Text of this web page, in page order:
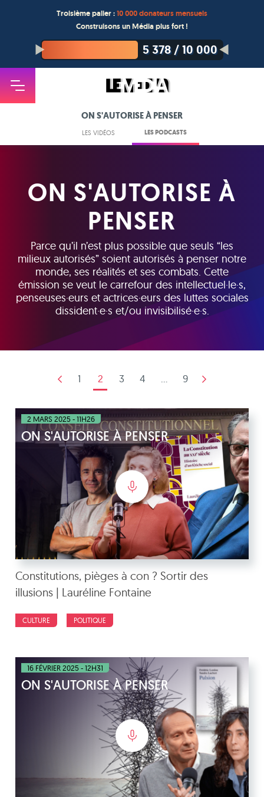
Troisième palier :10 000 donateurs mensuels
Construisons un Média plus fort !
5 378/10 000
ON S'AUTORISE À PENSER
LES VIDÉOS LES PODCASTS
ON S'AUTORISE À
PENSER
Parce qu’il n’est plus possible que seuls “les
milieux autorisés” soient autorisés à penser notre
monde, ses réalités et ses combats. Cette
émission se veut le carrefour des intellectuel·le·s,
penseuses·eurs et actrices·eurs des luttes sociales
dissident·e·s et/ou invisibilisé·e·s.
1 2 3 4 9
2 MARS 2025 - 11H26
ON S'AUTORISE À PENSER
Constitutions, pièges à con ? Sortir des
illusions | Lauréline Fontaine
CULTURE POLITIQUE
16 FÉVRIER 2025 - 12H31
ON S'AUTORISE À PENSER